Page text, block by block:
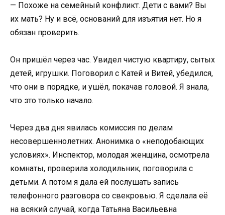
— Похоже на семейный конфликт. Дети с вами? Вы
их мать? Ну и всё, оснований для изъятия нет. Но я
обязан проверить.
Он пришёл через час. Увидел чистую квартиру, сытых
детей, игрушки. Поговорил с Катей и Витей, убедился,
что они в порядке, и ушёл, покачав головой. Я знала,
что это только начало.
Через два дня явилась комиссия по делам
несовершеннолетних. Анонимка о «неподобающих
условиях». Инспектор, молодая женщина, осмотрела
комнаты, проверила холодильник, поговорила с
детьми. А потом я дала ей послушать запись
телефонного разговора со свекровью. Я сделала её
на всякий случай, когда Татьяна Васильевна